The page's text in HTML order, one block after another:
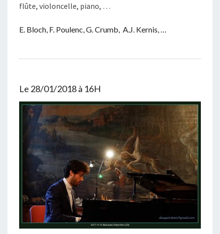
flûte, violoncelle, piano, …
E. Bloch, F. Poulenc, G. Crumb, A.J. Kernis, …
Le 28/01/2018 à 16H